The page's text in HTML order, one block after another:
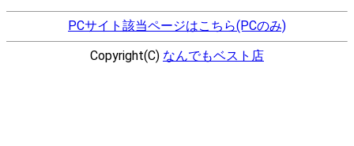
PCサイト該当ページはこちら(PCのみ)
Copyright(C) なんでもベスト店